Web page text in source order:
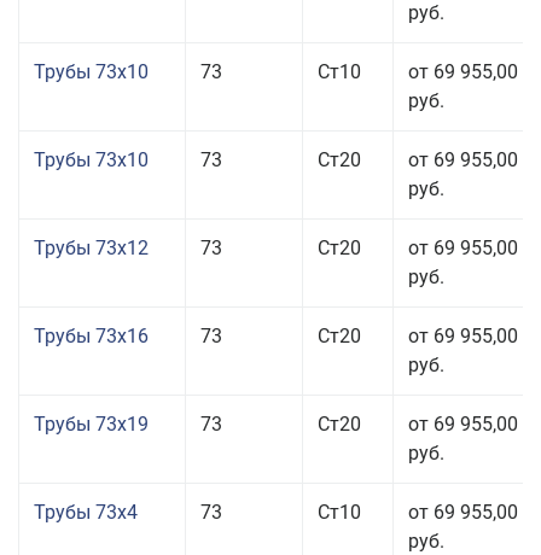
руб.
Трубы 73x10 73 Ст10
от 69 955,00
руб.
Трубы 73x10 73 Ст20
от 69 955,00
руб.
Трубы 73x12 73 Ст20
от 69 955,00
руб.
Трубы 73x16 73 Ст20
от 69 955,00
руб.
Трубы 73x19 73 Ст20
от 69 955,00
руб.
Трубы 73x4 73 Ст10
от 69 955,00
руб.